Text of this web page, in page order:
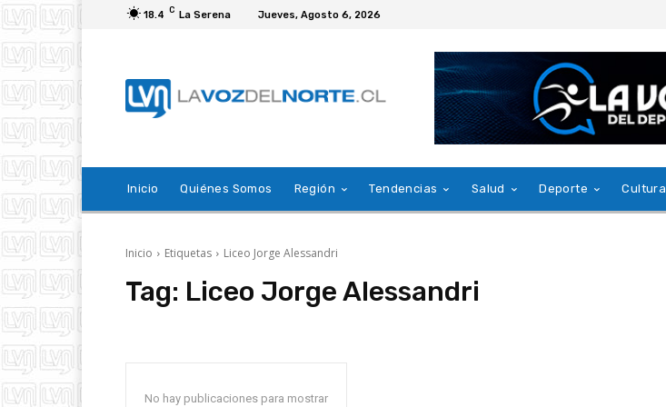
18.4 C La Serena Jueves, Agosto 6, 2026
Inicio Quiénes Somos Región Tendencias Salud Deporte Cultura
Inicio Etiquetas Liceo Jorge Alessandri
Tag: Liceo Jorge Alessandri
No hay publicaciones para mostrar